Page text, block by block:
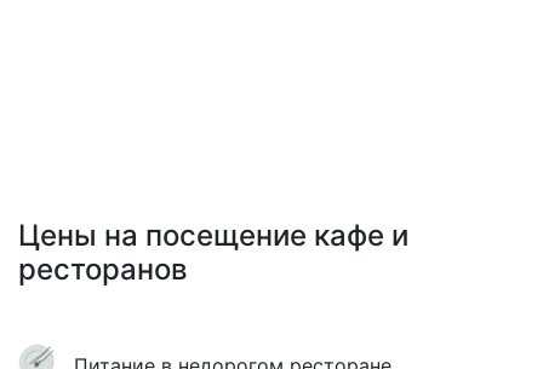
Цены на посещение кафе и
ресторанов